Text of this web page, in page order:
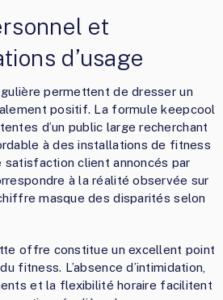
et
d’usage
permettent de dresser un
positif. La formule keepcool
d’un public large recherchant
à des installations de fitness
client annoncés par
à la réalité observée sur
masque des disparités selon
offre constitue un excellent point
fitness. L’absence d’intimidation,
et la flexibilité horaire facilitent